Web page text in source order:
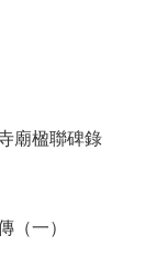
廟楹聯碑錄
（一）